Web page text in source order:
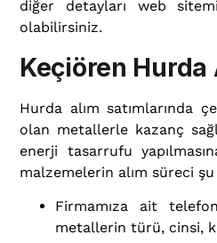
diğer detayları web
olabilirsiniz.
Keçiören Hurda
Hurda alım satımlarında
olan metallerle kazanç
enerji tasarrufu
malzemelerin alım süreci
Firmamıza ait
metallerin türü, cinsi,